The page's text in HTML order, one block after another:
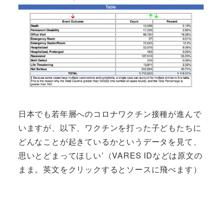
日本でも若年層へのコロナワクチン接種が進んで
いますが、以下、ワクチンを打った子どもたちに
どんなことが起きているかというデータを見て、
思いとどまってほしい’（VARES IDなどは原文の
まま。英文をクリックするとソースに飛べます）